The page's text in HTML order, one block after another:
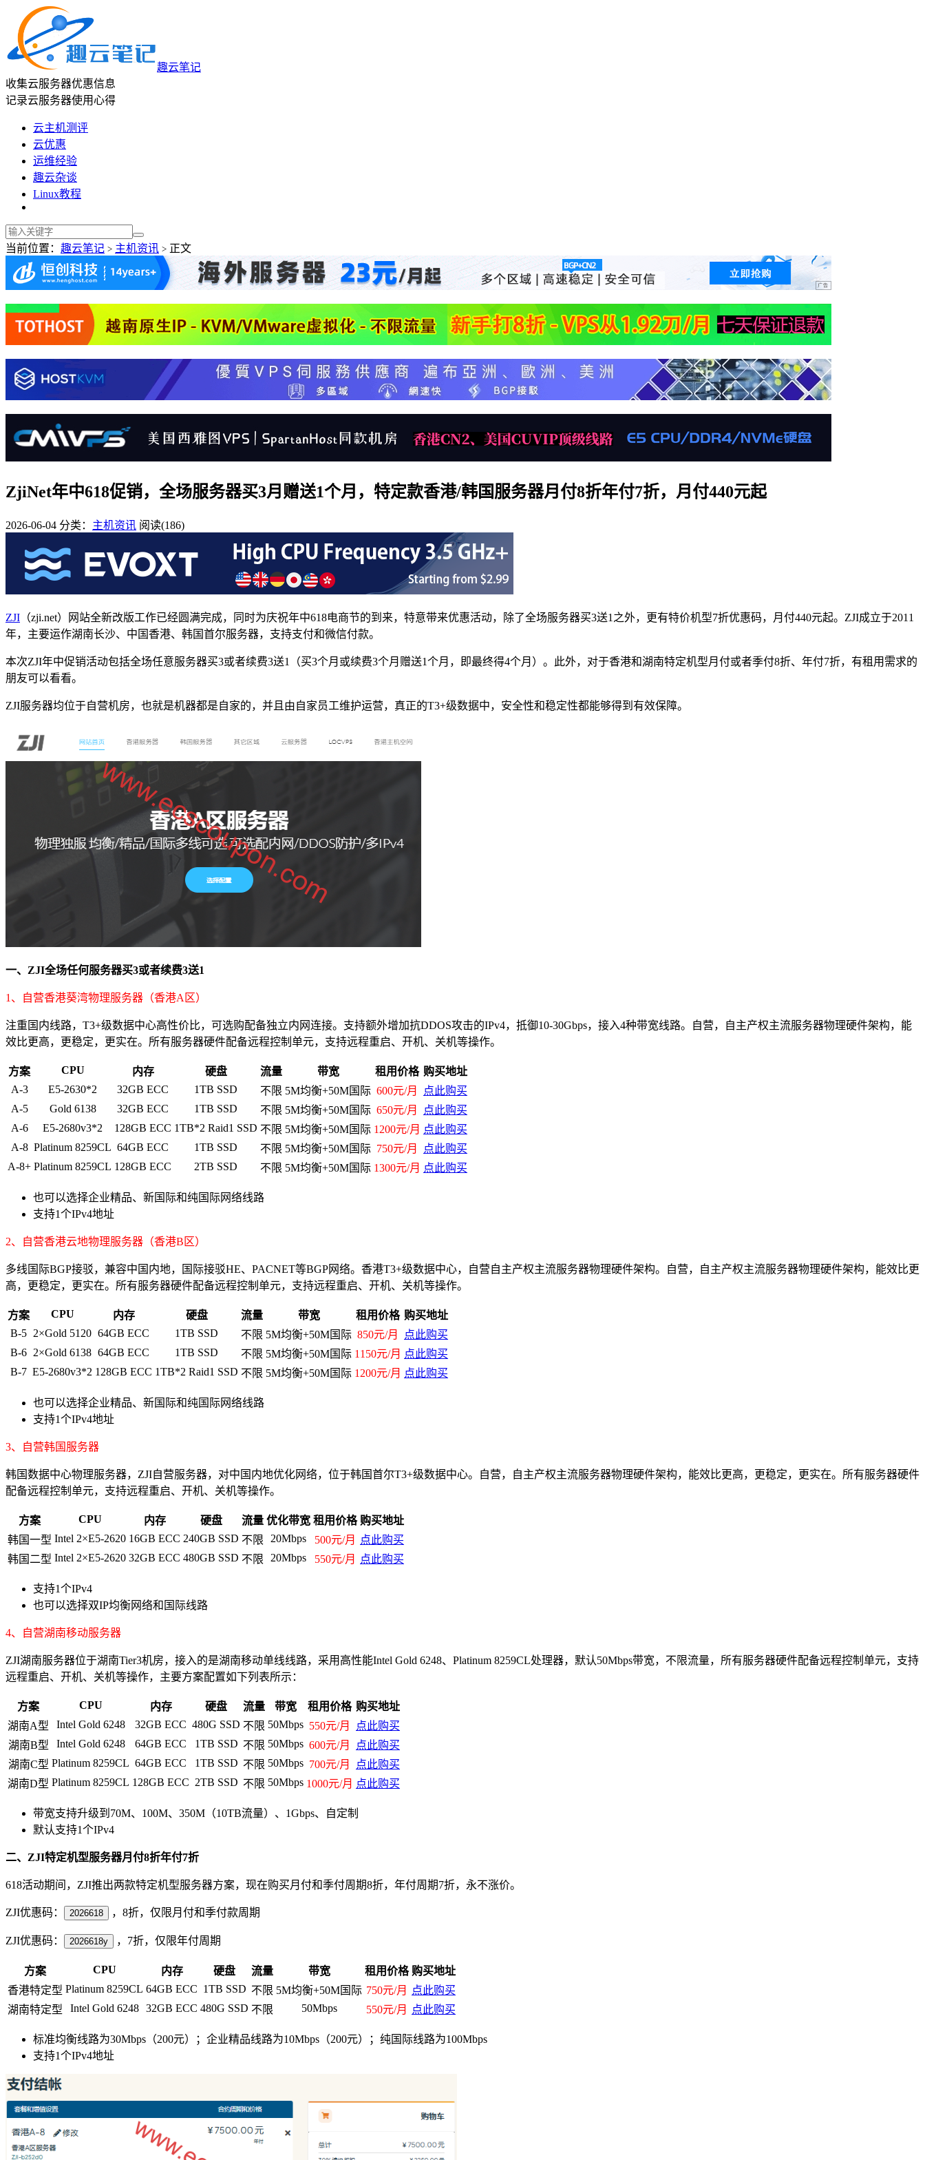
趣云笔记
收集云服务器优惠信息
记录云服务器使用心得
云主机测评
云优惠
运维经验
趣云杂谈
Linux教程
当前位置： 趣云笔记 > 主机资讯 > 正文
ZjiNet年中618促销，全场服务器买3月赠送1个月，特定款香港/韩国服务器月付8折年付7折，月付440元起
2026-06-04 分类： 主机资讯 阅读(186)
ZJI （zji.net）网站全新改版工作已经圆满完成，同时为庆祝年中618电商节的到来，特意带来优惠活动，除了全场服务器买3送1之外，更有特价机型7折优惠码，月付440元起。ZJI成立于2011
年，主要运作湖南长沙、中国香港、韩国首尔服务器，支持支付和微信付款。
本次ZJI年中促销活动包括全场任意服务器买3或者续费3送1（买3个月或续费3个月赠送1个月，即最终得4个月）。此外，对于香港和湖南特定机型月付或者季付8折、年付7折，有租用需求的
朋友可以看看。
ZJI服务器均位于自营机房，也就是机器都是自家的，并且由自家员工维护运营，真正的T3+级数据中，安全性和稳定性都能够得到有效保障。
一、ZJI全场任何服务器买3或者续费3送1
1、自营香港葵湾物理服务器（香港A区）
注重国内线路，T3+级数据中心高性价比，可选购配备独立内网连接。支持额外增加抗DDOS攻击的IPv4，抵御10-30Gbps，接入4种带宽线路。自营，自主产权主流服务器物理硬件架构，能
效比更高，更稳定，更实在。所有服务器硬件配备远程控制单元，支持远程重启、开机、关机等操作。
方案 CPU 内存 硬盘 流量 带宽 租用价格 购买地址
A-3
E5-2630*2 32GB ECC 1TB SSD 不限 5M均衡+50M国际 600元/月
点此购买
A-5
Gold 6138 32GB ECC 1TB SSD 不限 5M均衡+50M国际 650元/月
点此购买
A-6
E5-2680v3*2 128GB ECC 1TB*2 Raid1 SSD 不限 5M均衡+50M国际 1200元/月 点此购买
A-8 Platinum 8259CL 64GB ECC 1TB SSD 不限 5M均衡+50M国际 750元/月
点此购买
A-8+ Platinum 8259CL 128GB ECC 2TB SSD 不限 5M均衡+50M国际 1300元/月 点此购买
也可以选择企业精品、新国际和纯国际网络线路
支持1个IPv4地址
2、自营香港云地物理服务器（香港B区）
多线国际BGP接驳，兼容中国内地，国际接驳HE、PACNET等BGP网络。香港T3+级数据中心，自营自主产权主流服务器物理硬件架构。自营，自主产权主流服务器物理硬件架构，能效比更
高，更稳定，更实在。所有服务器硬件配备远程控制单元，支持远程重启、开机、关机等操作。
方案 CPU 内存 硬盘 流量 带宽 租用价格 购买地址
B-5 2×Gold 5120 64GB ECC 1TB SSD 不限 5M均衡+50M国际 850元/月
点此购买
B-6 2×Gold 6138 64GB ECC 1TB SSD 不限 5M均衡+50M国际 1150元/月 点此购买
B-7 E5-2680v3*2 128GB ECC 1TB*2 Raid1 SSD 不限 5M均衡+50M国际 1200元/月 点此购买
也可以选择企业精品、新国际和纯国际网络线路
支持1个IPv4地址
3、自营韩国服务器
韩国数据中心物理服务器，ZJI自营服务器，对中国内地优化网络，位于韩国首尔T3+级数据中心。自营，自主产权主流服务器物理硬件架构，能效比更高，更稳定，更实在。所有服务器硬件
配备远程控制单元，支持远程重启、开机、关机等操作。
方案 CPU 内存 硬盘 流量 优化带宽 租用价格 购买地址
韩国一型 Intel 2×E5-2620 16GB ECC 240GB SSD 不限 20Mbps 500元/月
点此购买
韩国二型 Intel 2×E5-2620 32GB ECC 480GB SSD 不限 20Mbps 550元/月 点此购买
支持1个IPv4
也可以选择双IP均衡网络和国际线路
4、自营湖南移动服务器
ZJI湖南服务器位于湖南Tier3机房，接入的是湖南移动单线线路，采用高性能Intel Gold 6248、Platinum 8259CL处理器，默认50Mbps带宽，不限流量，所有服务器硬件配备远程控制单元，支持
远程重启、开机、关机等操作，主要方案配置如下列表所示：
方案 CPU 内存 硬盘 流量 带宽 租用价格 购买地址
湖南A型
Intel Gold 6248 32GB ECC 480G SSD 不限 50Mbps 550元/月
点此购买
湖南B型
Intel Gold 6248 64GB ECC 1TB SSD 不限 50Mbps 600元/月
点此购买
湖南C型 Platinum 8259CL 64GB ECC 1TB SSD 不限 50Mbps 700元/月
点此购买
湖南D型 Platinum 8259CL 128GB ECC 2TB SSD 不限 50Mbps 1000元/月 点此购买
带宽支持升级到70M、100M、350M（10TB流量）、1Gbps、自定制
默认支持1个IPv4
二、ZJI特定机型服务器月付8折年付7折
618活动期间，ZJI推出两款特定机型服务器方案，现在购买月付和季付周期8折，年付周期7折，永不涨价。
ZJI优惠码： 2026618 ，8折，仅限月付和季付款周期
ZJI优惠码： 2026618y ，7折，仅限年付周期
方案 CPU 内存 硬盘 流量 带宽 租用价格 购买地址
香港特定型 Platinum 8259CL 64GB ECC 1TB SSD 不限 5M均衡+50M国际 750元/月
点此购买
湖南特定型
Intel Gold 6248 32GB ECC 480G SSD 不限 50Mbps 550元/月 点此购买
标准均衡线路为30Mbps（200元）；企业精品线路为10Mbps（200元）；纯国际线路为100Mbps
支持1个IPv4地址